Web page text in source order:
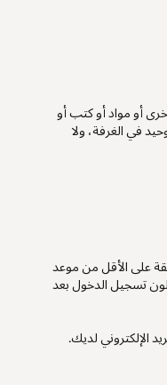
أو مواد أو كتب أو
في الغرفة، ولا
التي تخضع للمُراقبة، يتعين عليك تسجيل الدخول قبل 30 دقيقة على الأقل من موعد
تسجيل الدخول بعد
الإلكتروني لديك.